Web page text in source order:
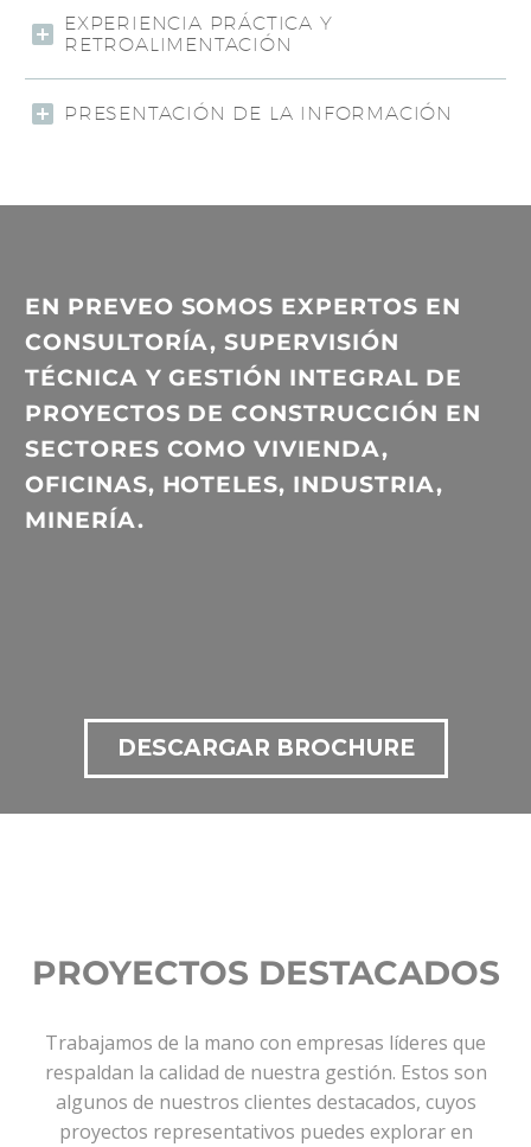
EXPERIENCIA PRÁCTICA Y
RETROALIMENTACIÓN
PRESENTACIÓN DE LA INFORMACIÓN
EN PREVEO SOMOS EXPERTOS EN
CONSULTORÍA, SUPERVISIÓN
TÉCNICA Y GESTIÓN INTEGRAL DE
PROYECTOS DE CONSTRUCCIÓN EN
SECTORES COMO VIVIENDA,
OFICINAS, HOTELES, INDUSTRIA,
MINERÍA.
DESCARGAR BROCHURE
PROYECTOS DESTACADOS
Trabajamos de la mano con empresas líderes que
respaldan la calidad de nuestra gestión. Estos son
algunos de nuestros clientes destacados, cuyos
proyectos representativos puedes explorar en